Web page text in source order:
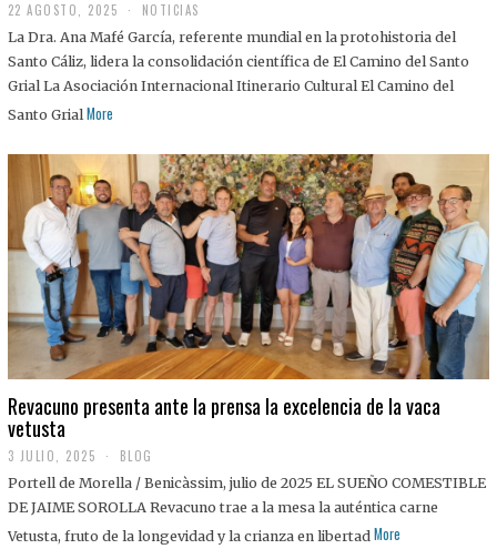
22 AGOSTO, 2025
2
A
G
O
S
2
5
NOTICIAS
La Dra. Ana Mafé García, referente mundial en la protohistoria del
Santo Cáliz, lidera la consolidación científica de El Camino del Santo
Grial La Asociación Internacional Itinerario Cultural El Camino del
Santo Grial More
Revacuno presenta ante la prensa la excelencia de la vaca
vetusta
3 JULIO, 2025
J
U
I
BLOG
Portell de Morella / Benicàssim, julio de 2025 EL SUEÑO COMESTIBLE
DE JAIME SOROLLA Revacuno trae a la mesa la auténtica carne
Vetusta, fruto de la longevidad y la crianza en libertad More